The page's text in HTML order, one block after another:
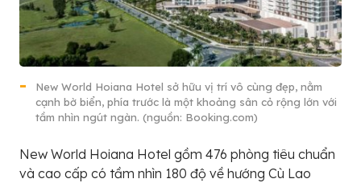
New World Hoiana Hotel sở hữu vị trí vô cùng đẹp, nằm
cạnh bờ biển, phía trước là một khoảng sân cỏ rộng lớn với
tầm nhìn ngút ngàn. (nguồn: Booking.com)
New World Hoiana Hotel gồm 476 phòng tiêu chuẩn
và cao cấp có tầm nhìn 180 độ về hướng Cù Lao